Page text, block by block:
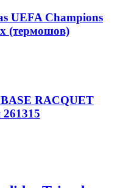
UEFA Champions
(термошов)
BASE RACQUET